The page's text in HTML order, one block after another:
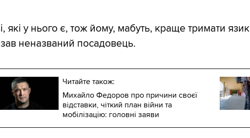
які у нього є, тож йому, мабуть, краще тримати язик
неназваний посадовець.
Читайте також:
Михайло Федоров про причини своєї
відставки, чіткий план війни та
мобілізацію: головні заяви